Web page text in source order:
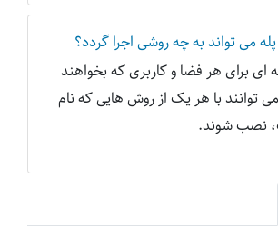
می تواند به چه روشی اجرا گردد؟
برای هر فضا و کاربری که بخواهند
توانند با هر یک از روش هایی که نام
نصب شوند.